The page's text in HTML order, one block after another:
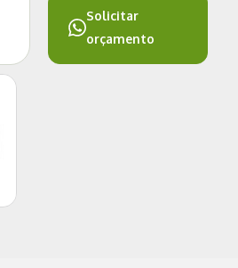
Solicitar
orçamento